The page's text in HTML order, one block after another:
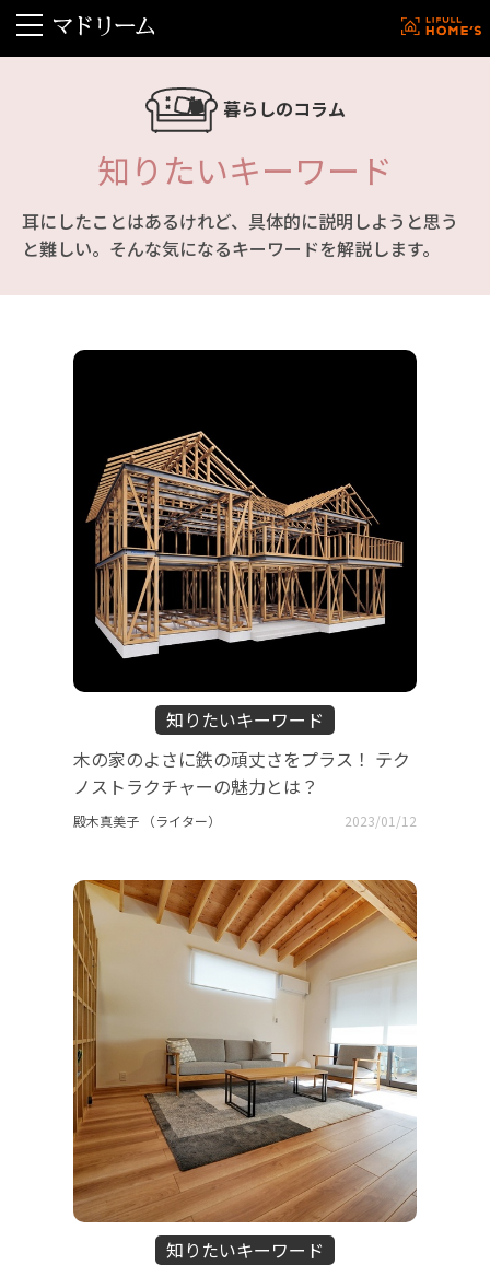
暮らしのコラム
知りたいキーワード
耳にしたことはあるけれど、具体的に説明しようと思う
と難しい。そんな気になるキーワードを解説します。
知りたいキーワード
木の家のよさに鉄の頑丈さをプラス！ テク
ノストラクチャーの魅力とは？
殿木真美子 （ライター） 2023/01/12
知りたいキーワード